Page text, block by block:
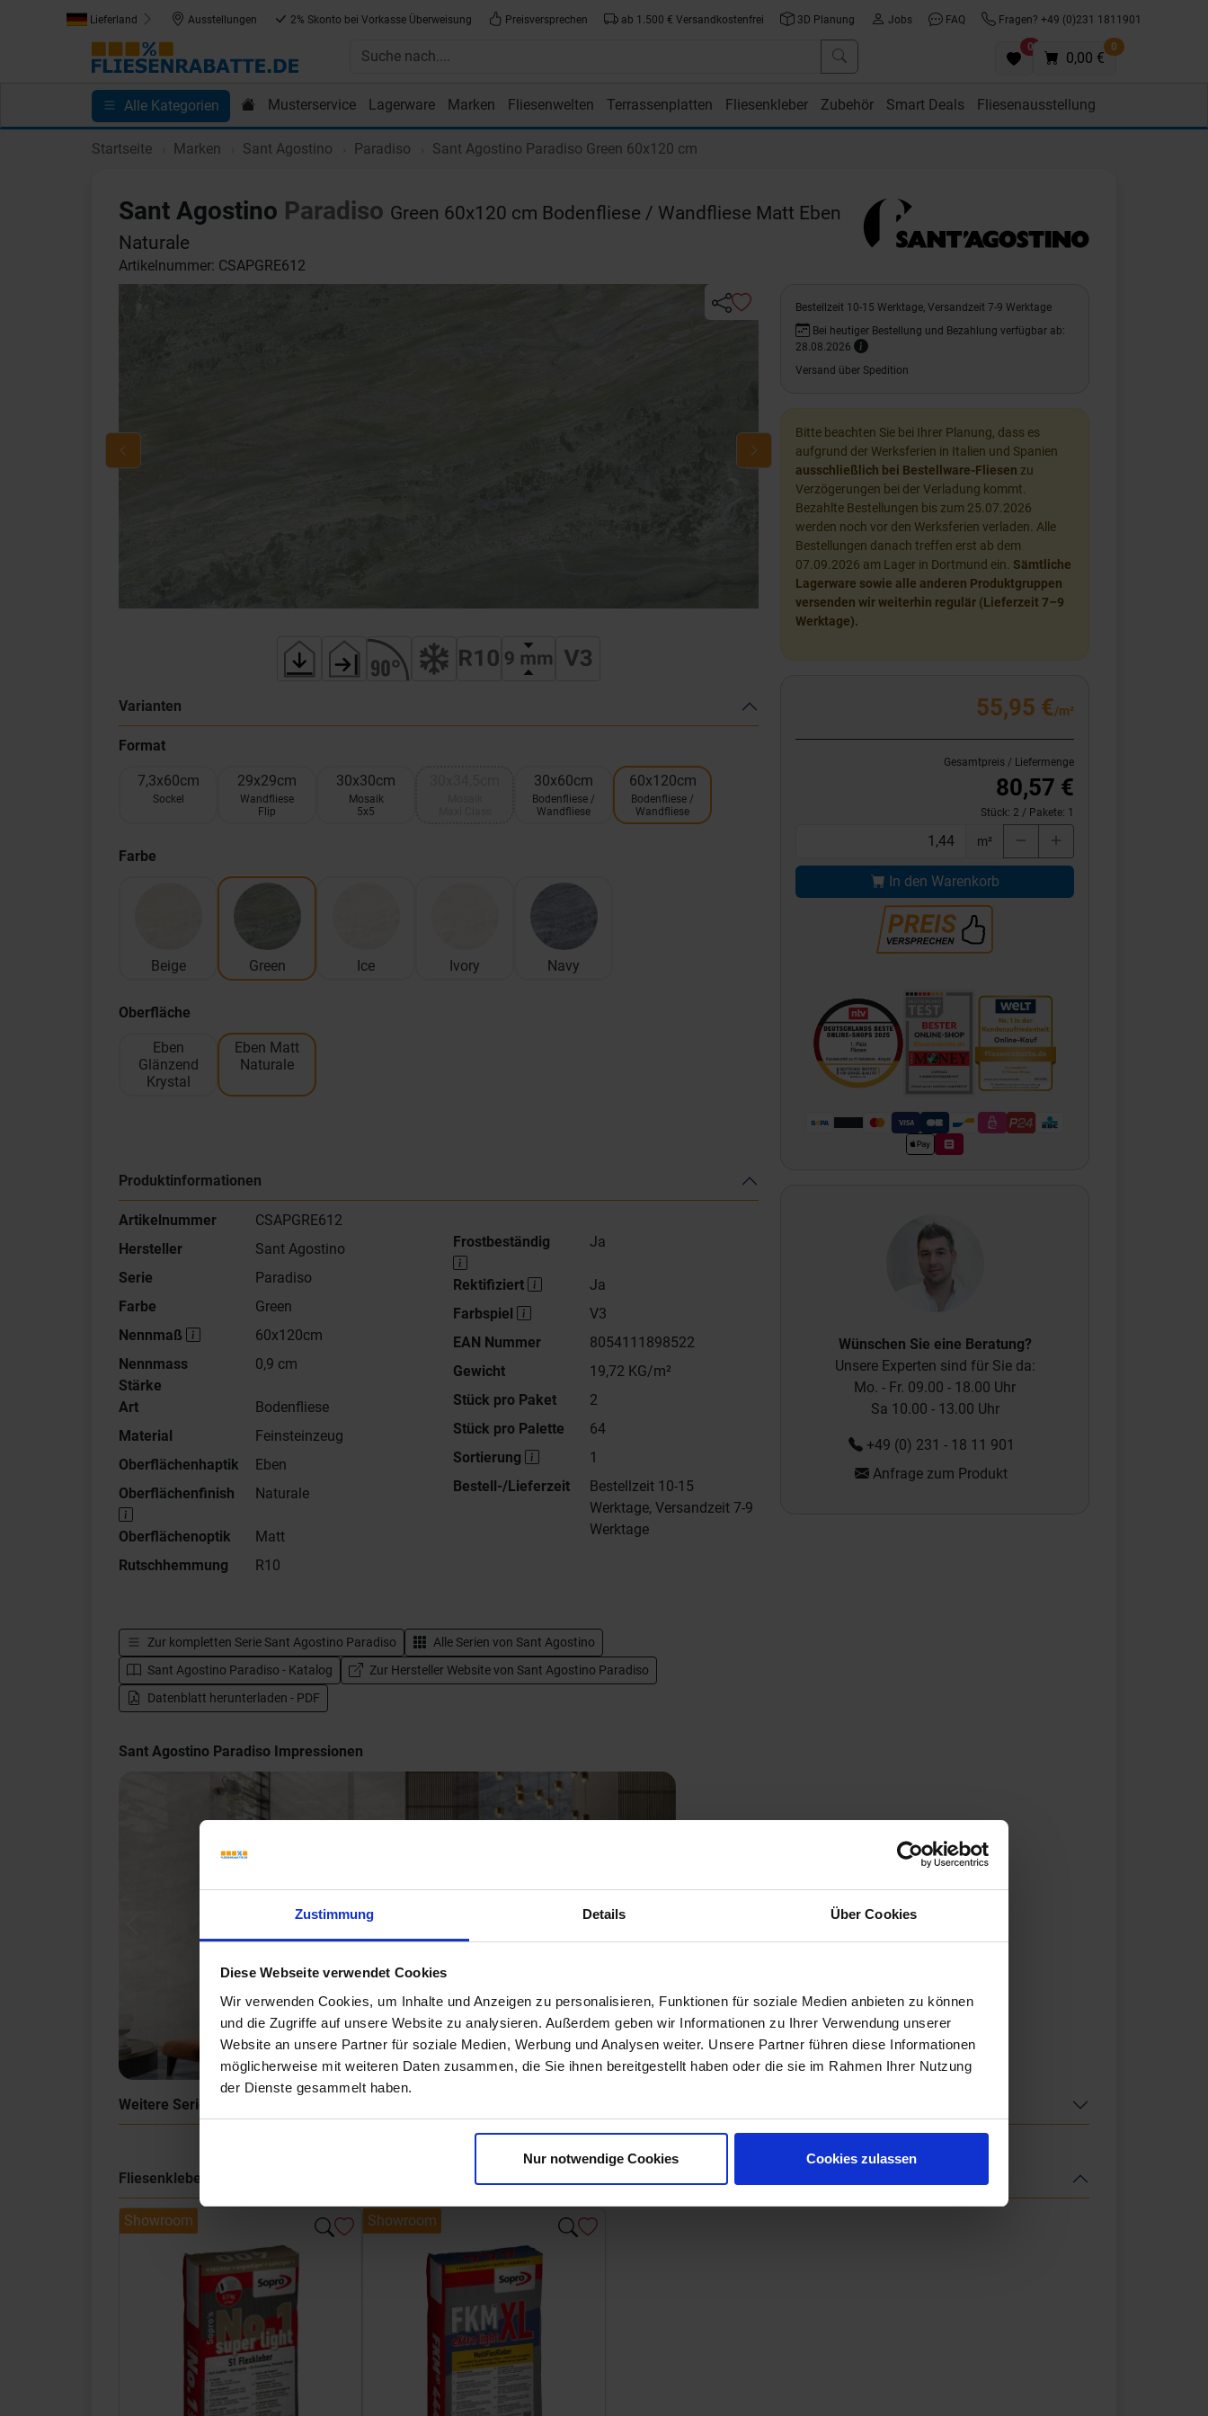
Zustimmung Details Über Cookies
Diese Webseite verwendet Cookies
Wir verwenden Cookies, um Inhalte und Anzeigen zu personalisieren, Funktionen für soziale Medien anbieten zu können
und die Zugriffe auf unsere Website zu analysieren. Außerdem geben wir Informationen zu Ihrer Verwendung unserer
Website an unsere Partner für soziale Medien, Werbung und Analysen weiter. Unsere Partner führen diese Informationen
möglicherweise mit weiteren Daten zusammen, die Sie ihnen bereitgestellt haben oder die sie im Rahmen Ihrer Nutzung
der Dienste gesammelt haben.
Nur notwendige Cookies Cookies zulassen
Lieferland Ausstellungen 2% Skonto bei Vorkasse Überweisung Preisversprechen ab 1.500 € Versandkostenfrei 3D Planung Jobs FAQ Fragen? +49 (0)231 1811901
0 0
0,00 €
Alle Kategorien Musterservice Lagerware Marken Fliesenwelten Terrassenplatten Fliesenkleber Zubehör Smart Deals Fliesenausstellung
Kundenprojekte Blog Einkaufen bei Fliesenrabatte.de
Startseite Marken Sant Agostino Paradiso Sant Agostino Paradiso Green 60x120 cm
Sant Agostino Paradiso Green 60x120 cm Bodenfliese / Wandfliese Matt Eben
Naturale
Artikelnummer: CSAPGRE612
Varianten
Format
7,3x60cm
Sockel
29x29cm
Wandfliese
Flip
30x30cm
Mosaik
5x5
30x60cm
Bodenfliese /
Wandfliese
60x120cm
Bodenfliese /
Wandfliese
Farbe
Beige Green Ice Ivory Navy
Oberfläche
Eben
Glänzend
Krystal
Eben Matt
Naturale
Produktinformationen
Artikelnummer
CSAPGRE612
Hersteller
Sant Agostino
Serie
Paradiso
Farbe
Green
Nennmaß
60x120cm
Nennmass
Stärke
0,9 cm
Art
Bodenfliese
Material
Feinsteinzeug
Oberflächenhaptik
Eben
Oberflächenfinish
Naturale
Oberflächenoptik
Matt
Rutschhemmung
R10
Frostbeständig Ja
Rektifiziert
Ja
Farbspiel
V3
EAN Nummer
8054111898522
Gewicht
19,72 KG/m²
Stück pro Paket
2
Stück pro Palette
64
Sortierung
1
Bestell-/Lieferzeit
Bestellzeit 10-15
Werktage, Versandzeit 7-9
Werktage
Zur kompletten Serie Sant Agostino Paradiso Alle Serien von Sant Agostino
Sant Agostino Paradiso - Katalog
Zur Hersteller Website von Sant Agostino Paradiso
Datenblatt herunterladen - PDF
Bestellzeit 10-15 Werktage, Versandzeit 7-9 Werktage
Bei heutiger Bestellung und Bezahlung verfügbar ab:
28.08.2026
Versand über Spedition
Bitte beachten Sie bei Ihrer Planung, dass es
aufgrund der Werksferien in Italien und Spanien
ausschließlich bei Bestellware-Fliesen zu
Verzögerungen bei der Verladung kommt.
Bezahlte Bestellungen bis zum 25.07.2026
werden noch vor den Werksferien verladen. Alle
Bestellungen danach treffen erst ab dem
07.09.2026 am Lager in Dortmund ein. Sämtliche
Lagerware sowie alle anderen Produktgruppen
versenden wir weiterhin regulär (Lieferzeit 7–9
Werktage).
55,95 €/m²
Gesamtpreis / Liefermenge
80,57 €
Stück: 2 / Pakete: 1
m²
In den Warenkorb
Wünschen Sie eine Beratung?
Unsere Experten sind für Sie da:
Mo. - Fr. 09.00 - 18.00 Uhr
Sa 10.00 - 13.00 Uhr
+49 (0) 231 - 18 11 901
Anfrage zum Produkt
Sant Agostino Paradiso Impressionen
Weitere Serien von Sant Agostino
Fliesenkleber
Showroom Showroom